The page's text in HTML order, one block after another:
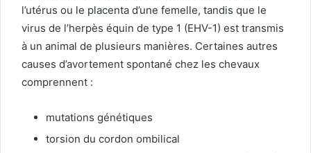
l’utérus ou le placenta d’une femelle, tandis que le
virus de l’herpès équin de type 1 (EHV-1) est transmis
à un animal de plusieurs manières. Certaines autres
causes d’avortement spontané chez les chevaux
comprennent :
mutations génétiques
torsion du cordon ombilical